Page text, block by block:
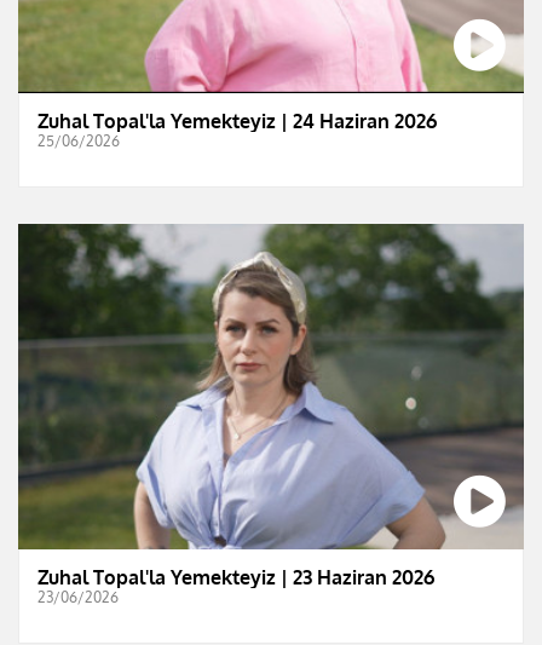
Zuhal Topal'la Yemekteyiz | 24 Haziran 2026
25/06/2026
Zuhal Topal'la Yemekteyiz | 23 Haziran 2026
23/06/2026